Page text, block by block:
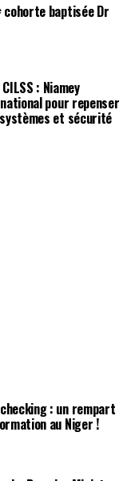
cohorte baptisée Dr
: Niamey
pour repenser
et sécurité
: un rempart
au Niger !